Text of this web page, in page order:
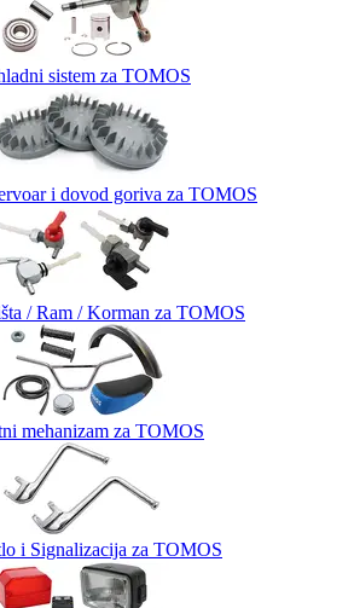
sistem za TOMOS
i dovod goriva za TOMOS
/ Ram / Korman za TOMOS
mehanizam za TOMOS
i Signalizacija za TOMOS